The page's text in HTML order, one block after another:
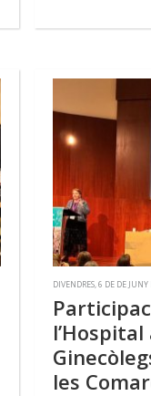
DIVENDRES, 6 DE DE
les